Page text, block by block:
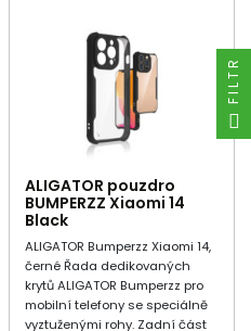
ALIGATOR pouzdro
BUMPERZZ Xiaomi 14
Black
ALIGATOR Bumperzz Xiaomi 14,
černé Řada dedikovaných
krytů ALIGATOR Bumperzz pro
mobilní telefony se speciálně
vyztuženými rohy. Zadní část
FILTR